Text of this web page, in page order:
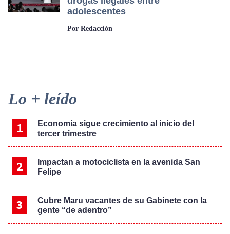
adolescentes
Por Redacción
Primary
Sidebar
Lo + leído
Economía sigue crecimiento al inicio del
tercer trimestre
Impactan a motociclista en la avenida San
Felipe
Cubre Maru vacantes de su Gabinete con la
gente “de adentro”